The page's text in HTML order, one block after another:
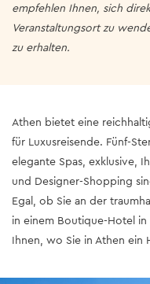
empfehlen Ihnen, sich
Veranstaltungsort zu
zu erhalten.
Athen bietet eine
für Luxusreisende. Fünf-
elegante Spas, exklusive,
und Designer-Shopping
Egal, ob Sie an der
in einem Boutique-Hotel in
Ihnen, wo Sie in Athen ein